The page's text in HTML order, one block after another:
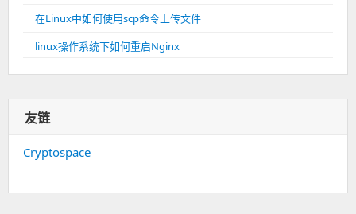
在Linux中如何使用scp命令上传文件
linux操作系统下如何重启Nginx
友链
Cryptospace